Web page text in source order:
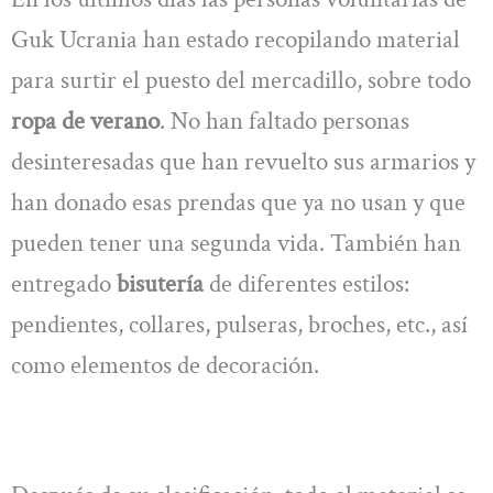
Guk Ucrania han estado recopilando material
para surtir el puesto del mercadillo, sobre todo
ropa de verano. No han faltado personas
desinteresadas que han revuelto sus armarios y
han donado esas prendas que ya no usan y que
pueden tener una segunda vida. También han
entregadobisuteríade diferentes estilos:
pendientes, collares, pulseras, broches, etc., así
como elementos de decoración.